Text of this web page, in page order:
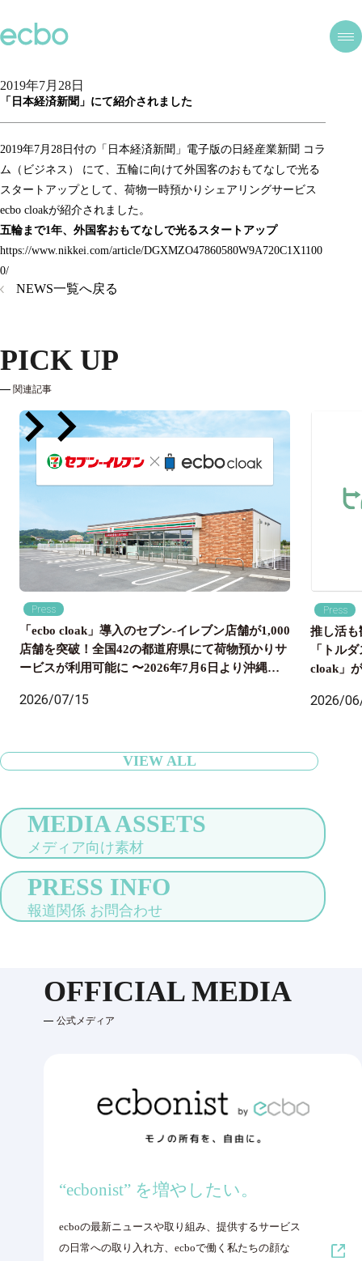
2019年7月28日
「日本経済新聞」にて紹介されました
2019年7月28日付の「日本経済新聞」電子版の日経産業新聞 コラ
ム（ビジネス） にて、五輪に向けて外国客のおもてなしで光る
スタートアップとして、荷物一時預かりシェアリングサービス
ecbo cloakが紹介されました。
五輪まで1年、外国客おもてなしで光るスタートアップ
https://www.nikkei.com/article/DGXMZO47860580W9A720C1X1100
0/
NEWS一覧へ戻る
PICK UP
関連記事
Press
「ecbo cloak」導入のセブン‐イレブン店舗が1,000
店舗を突破！全国42の都道府県にて荷物預かりサ
ービスが利用可能に 〜2026年7月6日より沖縄県
行者の身軽な旅をサポート〜
2026/07/15
Press
推し活
「トル
cloak」
2026/
VIEW ALL
MEDIA ASSETS
メディア向け素材
PRESS INFO
報道関係 お問合わせ
OFFICIAL MEDIA
公式メディア
“ecbonist” を増やしたい。
ecboの最新ニュースや取り組み、提供するサービス
の日常への取り入れ方、ecboで働く私たちの顔な